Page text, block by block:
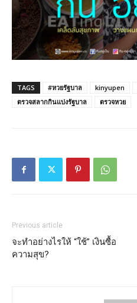
TAGS #หวยรัฐบาล kinyupen
ตรวจสลากกินแบ่งรัฐบาล
ตรวจหวย
Previous article
จะทำอย่างไรให้ “ใช้” เงินซื้อ
ความสุข?